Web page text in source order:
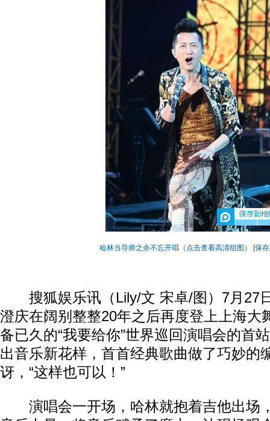
1
哈林当导师之余不忘开唱（点击查看高清组图） [保
搜狐娱乐讯（Lily/文 宋卓/图）7月27日
澄庆在阔别整整20年之后再度登上上海大
备已久的“我要给你”世界巡回演唱会的首
出音乐新花样，首首经典歌曲做了巧妙的
讶，“这样也可以！”
演唱会一开场，哈林就抱着吉他出场